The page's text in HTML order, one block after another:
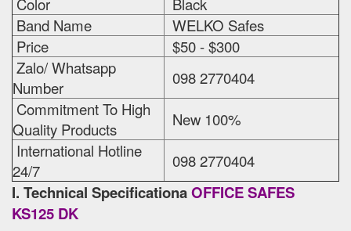
Band Name
WELKO Safes
Price
$50 - $300
Zalo/ Whatsapp
Number
098 2770404
Commitment To High
Quality Products
New 100%
International Hotline
24/7
098 2770404
I. Technical SpecificationaOFFICE SAFES
KS125 DK